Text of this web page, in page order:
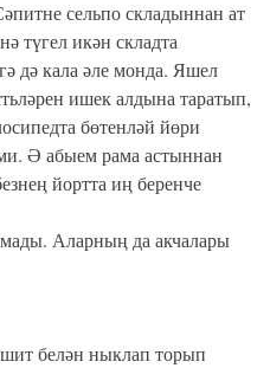
сельпо складыннан ат
түгел икән складта
дә кала әле монда. Яшел
ишек алдына таратып,
бөтенләй йөри
Ә абыем рама астыннан
йортта иң беренче
Аларның да акчалары
белән ныклап торып